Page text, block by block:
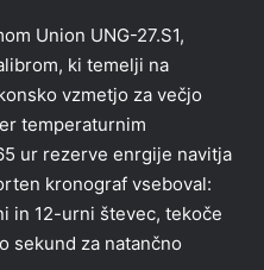
Union UNG-27.S1,
ki temelji na
vzmetjo za večjo
temperaturnim
ur rezerve enrgije navitja
kronograf vseboval:
in 12-urni števec, tekoče
sekund za natančno